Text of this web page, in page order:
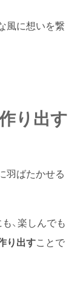
風に想いを繋
り出す
羽ばたかせる
、楽しんでも
り出すことで